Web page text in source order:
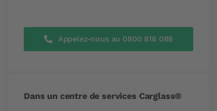
Appelez-nous au 0800 818 088
Dans un centre de services Carglass®